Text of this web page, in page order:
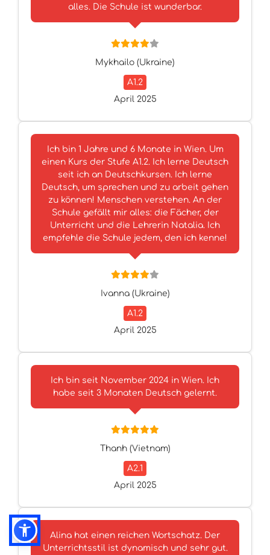
alles. Die Schule ist wunderbar.
Mykhailo (Ukraine)
A1.2
April 2025
Ich bin 1 Jahre und 6 Monate in Wien. Um
einen Kurs der Stufe A1.2. Ich lerne Deutsch
seit ich an Deutschkursen. Ich lerne
Deutsch, um sprechen und zu arbeit gehen
zu können! Menschen verstehen. An der
Schule gefällt mir alles: die Fächer, der
Unterricht und die Lehrerin Natalia. Ich
empfehle die Schule jedem, den ich kenne!
Ivanna (Ukraine)
A1.2
April 2025
Ich bin seit November 2024 in Wien. Ich
habe seit 3 Monaten Deutsch gelernt.
Thanh (Vietnam)
A2.1
April 2025
Alina hat einen reichen Wortschatz. Der
Unterrichtsstil ist dynamisch und sehr gut.